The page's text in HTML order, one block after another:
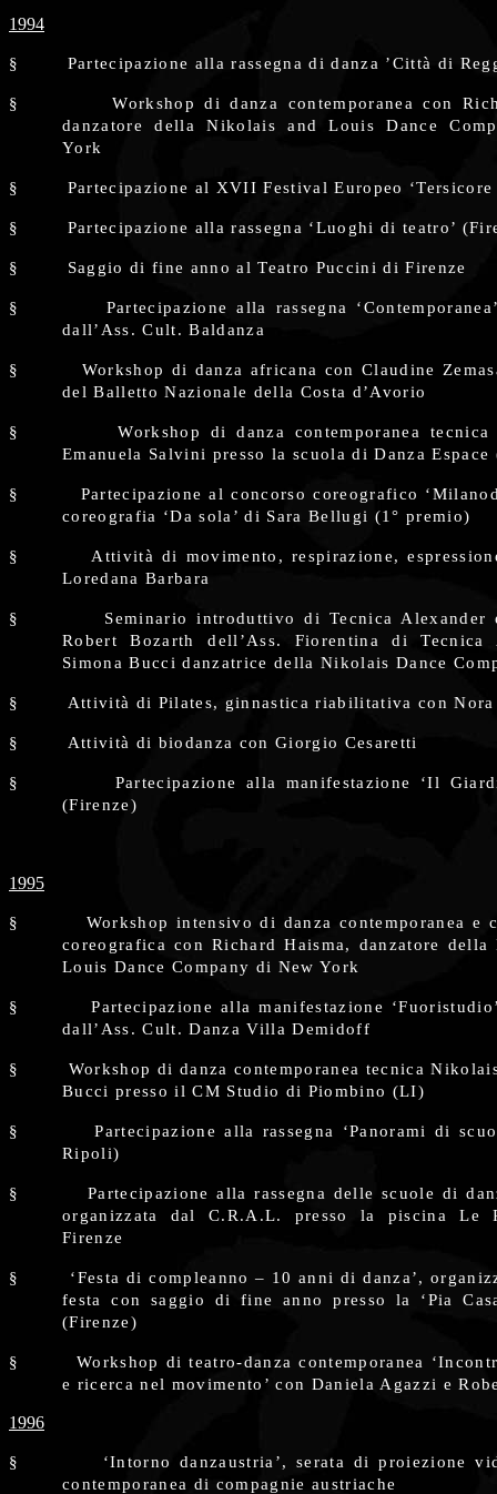
1994
§ Partecipazione alla rassegna di danza ’Città di
§
Workshop di danza contemporanea con
danzatore della Nikolais and Louis Dance
York
§ Partecipazione al XVII Festival Europeo ‘Tersicore
§ Partecipazione alla rassegna ‘Luoghi di teatro’
§ Saggio di fine anno al Teatro Puccini di Firenze
§
Partecipazione alla rassegna
dall’Ass. Cult. Baldanza
§
Workshop di danza africana con Claudine
del Balletto Nazionale della Costa d’Avorio
§
Workshop di danza contemporanea tecnica
Emanuela Salvini presso la scuola di Danza Espace
§
Partecipazione al concorso coreografico
coreografia ‘Da sola’ di Sara Bellugi (1° premio)
§
Attività di movimento, respirazione,
Loredana Barbara
§
Seminario introduttivo di Tecnica Alexander
Robert Bozarth dell’Ass. Fiorentina di Tecnica
Simona Bucci danzatrice della Nikolais Dance
§ Attività di Pilates, ginnastica riabilitativa con Nora
§ Attività di biodanza con Giorgio Cesaretti
§
Partecipazione alla manifestazione ‘Il
(Firenze)
1995
§
Workshop intensivo di danza contemporanea e
coreografica con Richard Haisma, danzatore
Louis Dance Company di New York
§
Partecipazione alla manifestazione
dall’Ass. Cult. Danza Villa Demidoff
§
Workshop di danza contemporanea tecnica
Bucci presso il CM Studio di Piombino (LI)
§
Partecipazione alla rassegna ‘Panorami di
Ripoli)
§
Partecipazione alla rassegna delle scuole di
organizzata dal C.R.A.L. presso la piscina Le
Firenze
§
‘Festa di compleanno – 10 anni di danza’,
festa con saggio di fine anno presso la ‘Pia
(Firenze)
§
Workshop di teatro-danza contemporanea
e ricerca nel movimento’ con Daniela Agazzi e
1996
§
‘Intorno danzaustria’, serata di proiezione
contemporanea di compagnie austriache